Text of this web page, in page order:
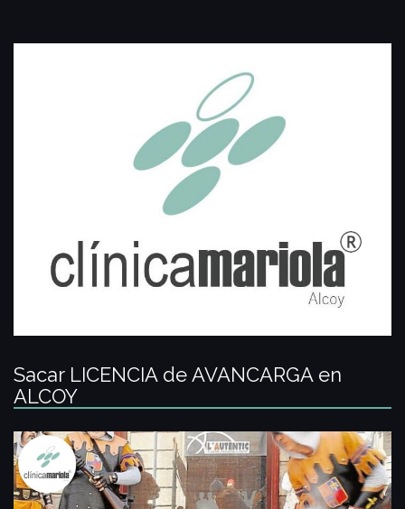
Sacar LICENCIA de AVANCARGA en
ALCOY